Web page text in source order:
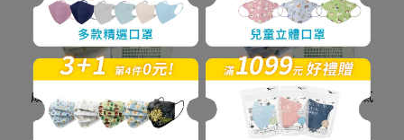
成人醫用口罩30入/盒-人氣
花花系列-米扶桑
NT$150NT$158
成人醫用口罩30入/盒-人氣
花花系列-蔚藍花海
NT$150NT$158